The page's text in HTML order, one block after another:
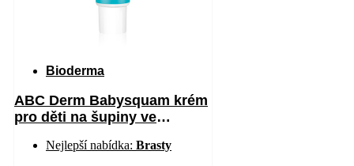
Bioderma
ABC Derm Babysquam krém
pro děti na šupiny ve
Nejlepší nabídka: Brasty